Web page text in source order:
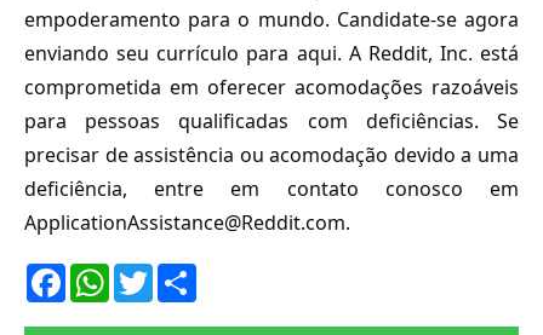
empoderamento para o mundo. Candidate-se agora
enviando seu currículo para aqui. A Reddit, Inc. está
comprometida em oferecer acomodações razoáveis
para pessoas qualificadas com deficiências. Se
precisar de assistência ou acomodação devido a uma
ApplicationAssistance@Reddit.com.
F
a
e
W
h
t
T
w
t
r